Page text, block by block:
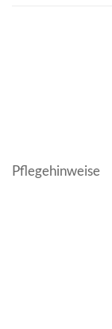
Pflegehinweise